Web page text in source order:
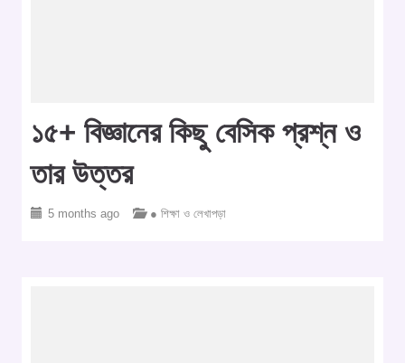
১৫+ বিজ্ঞানের কিছু বেসিক প্রশ্ন ও
তার উত্তর
5 months ago ● শিক্ষা ও লেখাপড়া